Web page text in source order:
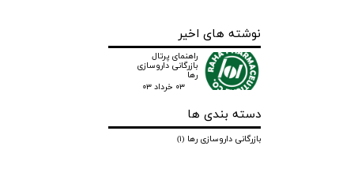
نوشته های اخیر
راهنمای پرتال
بازرگانی داروسازی
رها
۰۳ خرداد ۰۳
دسته بندی ها